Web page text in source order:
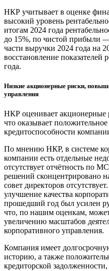
НКР учитывает в оценке
высокий уровень
итогам 2024 года
до 15%, по чистой прибыли
части выручки 2024 года на
восстановление показателей
года.
Низкие акционерные риски,
управления
НКР оценивает
что оказывает
кредитоспособности
По мнению НКР, в системе
компании есть отдельные
отсутствует отчётность по
решений сконцентрировано
совет директоров
улучшение качества
прошедший год был усилен
что, по нашим оценкам,
увеличению масштабов
корпоративного управления.
Компания имеет
историю, а также
кредиторской